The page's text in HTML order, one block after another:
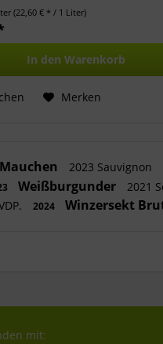
(22,60 € * / 1 Liter)
In den Warenkorb
Merken
2023 Sauvignon
Weißburgunder 2021
2024 Winzersekt
mit: